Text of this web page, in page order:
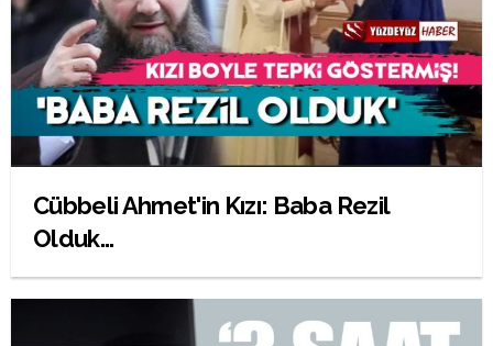
Cübbeli Ahmet'in Kızı: Baba Rezil
Olduk...